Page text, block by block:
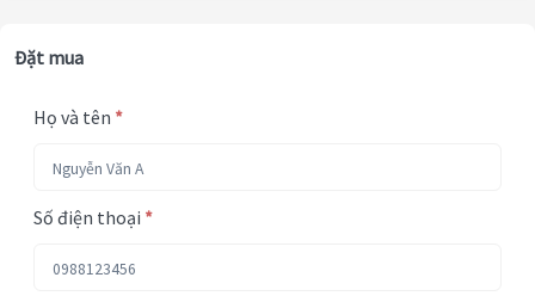
Đặt mua
Họ và tên *
Số điện thoại *